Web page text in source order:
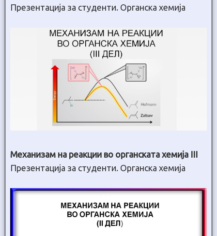
Презентација за студенти. Органска хемија
Механизам на реакции во органската хемија III
Презентација за студенти. Органска хемија